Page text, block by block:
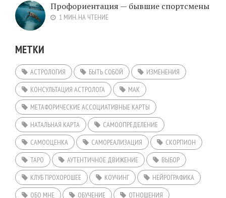
Профориентация — бывшие спортсмены
1 МИН. НА ЧТЕНИЕ
МЕТКИ
АСТРОЛОГИЯ БЫТЬ СОБОЙ
ИЗМЕНЕНИЯ
КОНСУЛЬТАЦИЯ АСТРОЛОГА
МАК
МЕТАФОРИЧЕСКИЕ АССОЦИАТИВНЫЕ КАРТЫ
НАТАЛЬНАЯ КАРТА
САМООПРЕДЕЛЕНИЕ
САМООЦЕНКА
САМОРЕАЛИЗАЦИЯ
СКОРПИОН
ТАРО
АУТЕНТИЧНОЕ ДВИЖЕНИЕ
ВЫБОР
КЛУБ ПРОХОРОШЕЕ
КОУЧИНГ
НЕЙРОГРАФИКА
ОБО МНЕ
ОБУЧЕНИЕ
ОТНОШЕНИЯ